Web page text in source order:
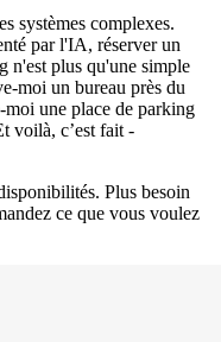
systèmes complexes.
par l'IA, réserver un
n'est plus qu'une simple
moi un bureau près du
une place de parking
voilà, c’est fait -
Plus besoin
ce que vous voulez